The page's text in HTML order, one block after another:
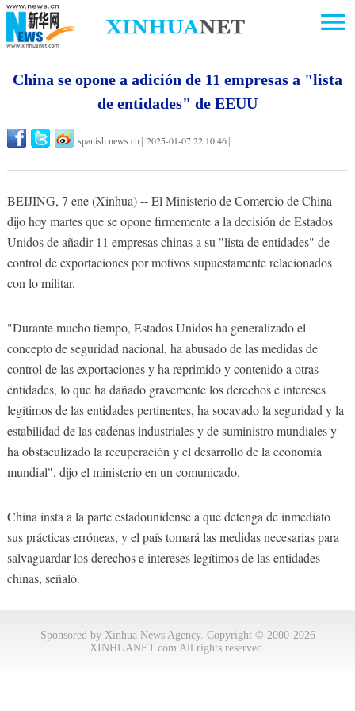
China se opone a adición de 11 empresas a "lista
de entidades" de EEUU
spanish.news.cn 2025-01-07 22:10:46
BEIJING, 7 ene (Xinhua) -- El Ministerio de Comercio de China
dijo hoy martes que se opone firmemente a la decisión de Estados
Unidos de añadir 11 empresas chinas a su "lista de entidades" de
control de exportaciones por motivos supuestamente relacionados
con lo militar.
"Durante mucho tiempo, Estados Unidos ha generalizado el
concepto de seguridad nacional, ha abusado de las medidas de
control de las exportaciones y ha reprimido y contenido a otras
entidades, lo que ha dañado gravemente los derechos e intereses
legítimos de las entidades pertinentes, ha socavado la seguridad y la
estabilidad de las cadenas industriales y de suministro mundiales y
ha obstaculizado la recuperación y el desarrollo de la economía
mundial", dijo el ministerio en un comunicado.
China insta a la parte estadounidense a que detenga de inmediato
sus prácticas erróneas, y el país tomará las medidas necesarias para
salvaguardar los derechos e intereses legítimos de las entidades
chinas, señaló.
Sponsored by Xinhua News Agency. Copyright © 2000-2026
XINHUANET.com All rights reserved.